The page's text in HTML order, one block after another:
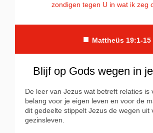
zondigen tegen U in wat ik zeg
■ Mattheüs 19:1-15
Blijf op Gods wegen in
De leer van Jezus wat betreft relaties is
belang voor je eigen leven en voor de
dit gedeelte stippelt Jezus de wegen uit
gezinsleven.